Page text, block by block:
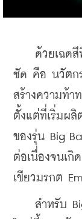
ด้วยเฉดสีที่
ชัด คือ นวัตก
สร้างความท้า
ตั้งแต่ที่เริ่มผลิ
ของรุ่น Big
ต่อเนื่องจนเกิ
เขียวมรกต
สำหรับ Big